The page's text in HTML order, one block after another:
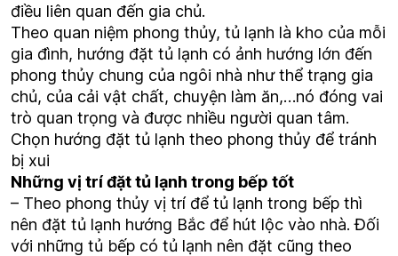
điều liên quan đến gia chủ.
Theo quan niệm phong thủy, tủ lạnh là kho của mỗi
gia đình, hướng đặt tủ lạnh có ảnh hướng lớn đến
phong thủy chung của ngôi nhà như thể trạng gia
chủ, của cải vật chất, chuyện làm ăn,…nó đóng vai
trò quan trọng và được nhiều người quan tâm.
Chọn hướng đặt tủ lạnh theo phong thủy để tránh
bị xui
Những vị trí đặt tủ lạnh trong bếp tốt
– Theo phong thủy vị trí để tủ lạnh trong bếp thì
nên đặt tủ lạnh hướng Bắc để hút lộc vào nhà. Đối
với những tủ bếp có tủ lạnh nên đặt cũng theo